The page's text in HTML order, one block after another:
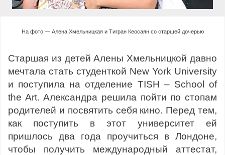
На фото — Алена Хмельницкая и Тигран Кеосаян со старшей дочерью
Старшая из детей Алены Хмельницкой давно
мечтала стать студенткой New York University
и поступила на отделение TISH – School of
the Art. Александра решила пойти по стопам
родителей и посвятить себя кино. Перед тем,
как поступить в этот университет ей
пришлось два года проучиться в Лондоне,
чтобы получить международный аттестат,